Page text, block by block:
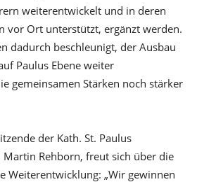
weiterentwickelt und in deren
vor Ort unterstützt, ergänzt werden.
dadurch beschleunigt, der Ausbau
Paulus Ebene weiter
gemeinsamen Stärken noch stärker
der Kath. St. Paulus
Martin Rehborn, freut sich über die
Weiterentwicklung: „Wir gewinnen